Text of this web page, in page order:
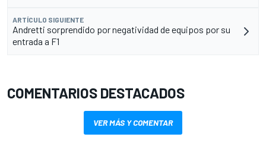
ARTÍCULO SIGUIENTE
Andretti sorprendido por negatividad de equipos por su
entrada a F1
COMENTARIOS DESTACADOS
VER MÁS Y COMENTAR